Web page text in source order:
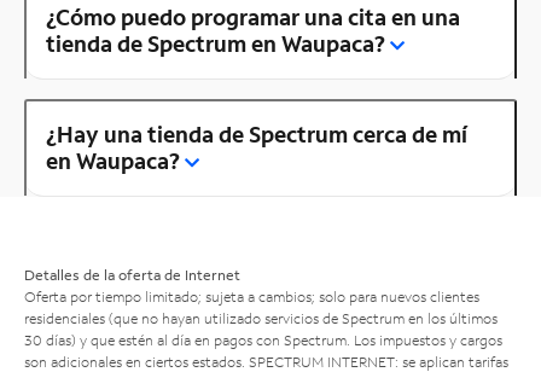
¿Cómo puedo programar una cita en una
tienda de Spectrum en Waupaca?
¿Hay una tienda de Spectrum cerca de mí
en Waupaca?
Detalles de la oferta de Internet
Oferta por tiempo limitado; sujeta a cambios; solo para nuevos clientes
residenciales (que no hayan utilizado servicios de Spectrum en los últimos
30 días) y que estén al día en pagos con Spectrum. Los impuestos y cargos
son adicionales en ciertos estados. SPECTRUM INTERNET: se aplican tarifas